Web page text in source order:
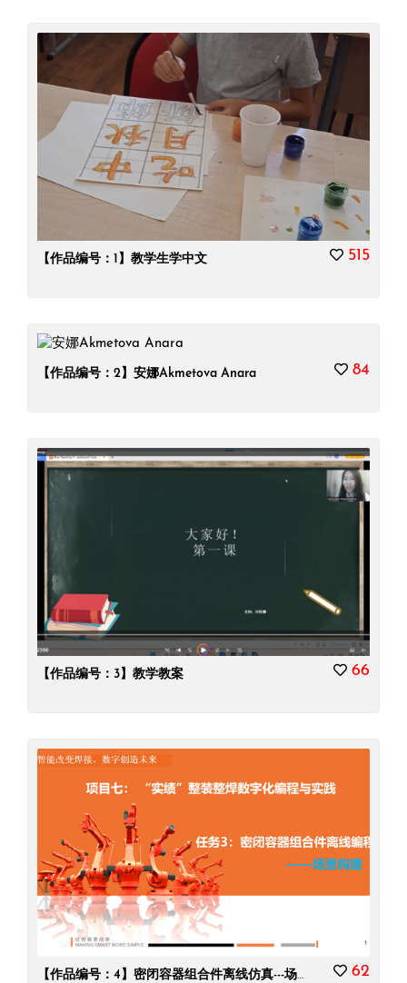
515
【作品编号：1】教学生学中文
84
【作品编号：2】安娜Akmetova Anara
66
【作品编号：3】教学教案
62
【作品编号：4】密闭容器组合件离线仿真---场景构建